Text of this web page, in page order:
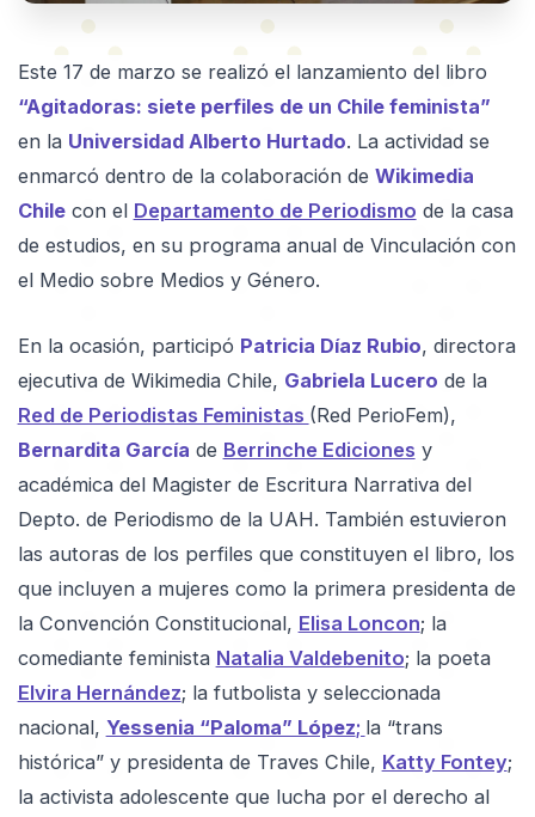
Este 17 de marzo se realizó el lanzamiento del libro
“Agitadoras: siete perfiles de un Chile feminista”
en la Universidad Alberto Hurtado. La actividad se
enmarcó dentro de la colaboración de Wikimedia
Chilecon el Departamento de Periodismo de la casa
de estudios, en su programa anual de Vinculación con
el Medio sobre Medios y Género.
En la ocasión, participó Patricia Díaz Rubio, directora
ejecutiva de Wikimedia Chile, Gabriela Lucero de la
Red de Periodistas Feministas (Red PerioFem),
Bernardita García de Berrinche Ediciones y
académica del Magister de Escritura Narrativa del
Depto. de Periodismo de la UAH. También estuvieron
las autoras de los perfiles que constituyen el libro, los
que incluyen a mujeres como la primera presidenta de
la Convención Constitucional, Elisa Loncon; la
comediante feminista Natalia Valdebenito; la poeta
Elvira Hernández; la futbolista y seleccionada
nacional, Yessenia “Paloma” López; la “trans
histórica” y presidenta de Traves Chile, Katty Fontey;
la activista adolescente que lucha por el derecho al